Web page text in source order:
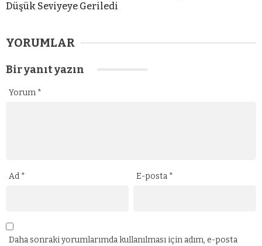
Düşük Seviyeye Geriledi
YORUMLAR
Bir yanıt yazın
Yorum *
Ad * E-posta *
Daha sonraki yorumlarımda kullanılması için adım, e-posta